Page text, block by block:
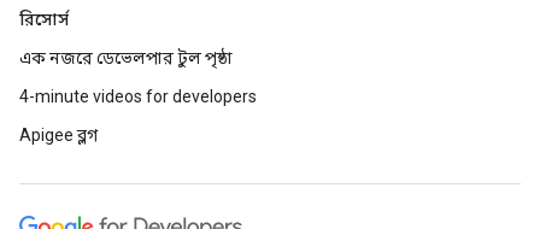
রিসোর্স
এক নজরে ডেভেলপার টুল পৃষ্ঠা
4-minute videos for developers
Apigee ব্লগ